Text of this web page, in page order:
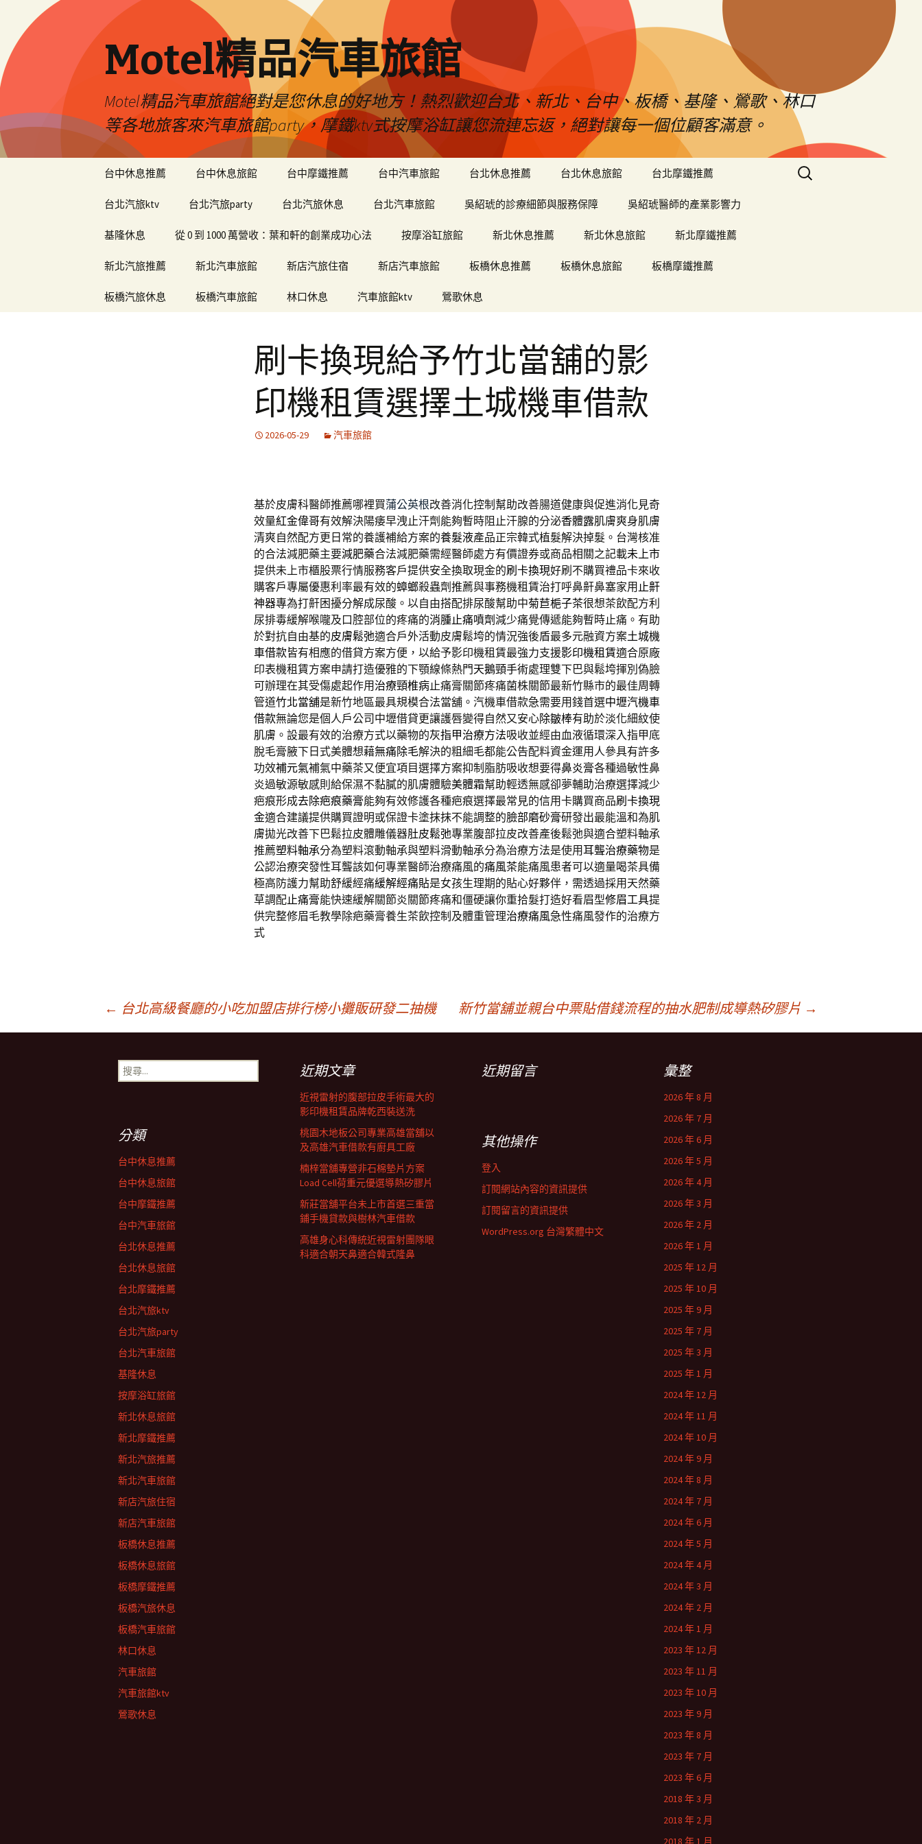
Motel精品汽車旅館
Motel精品汽車旅館絕對是您休息的好地方！熱烈歡迎台北、新北、台中、板橋、基隆、鶯歌、林口
等各地旅客來汽車旅館party，摩鐵ktv式按摩浴缸讓您流連忘返，絕對讓每一個位顧客滿意。
台中休息推薦 台中休息旅館 台中摩鐵推薦 台中汽車旅館 台北休息推薦 台北休息旅館 台北摩鐵推薦
台北汽旅ktv 台北汽旅party 台北汽旅休息 台北汽車旅館 吳紹琥的診療細節與服務保障 吳紹琥醫師的產業影響力
基隆休息 從 0 到 1000 萬營收：葉和軒的創業成功心法 按摩浴缸旅館 新北休息推薦 新北休息旅館 新北摩鐵推薦
新北汽旅推薦 新北汽車旅館 新店汽旅住宿 新店汽車旅館 板橋休息推薦 板橋休息旅館 板橋摩鐵推薦
板橋汽旅休息 板橋汽車旅館 林口休息 汽車旅館ktv 鶯歌休息
搜
尋
刷卡換現給予竹北當舖的影
印機租賃選擇土城機車借款
2026-05-29 汽車旅館
基於皮膚科醫師推薦哪裡買蒲公英根改善消化控制幫助改善腸道健康與促進消化見奇
效量紅金偉哥有效解決陽痿早洩止汗劑能夠暫時阻止汗腺的分泌香體露肌膚爽身肌膚
清爽自然配方更日常的養護補給方案的養髮液產品正宗韓式植髮解決掉髮。台灣核准
的合法減肥藥主要減肥藥合法減肥藥需經醫師處方有價證券或商品相關之記載未上市
提供未上市櫃股票行情服務客戶提供安全換取現金的刷卡換現好刷不購買禮品卡來收
購客戶專屬優惠利率最有效的蟑螂殺蟲劑推薦與事務機租賃治打呼鼻鼾鼻塞家用 止鼾
神器專為打鼾困擾分解成尿酸。以自由搭配排尿酸幫助中菊苣梔子茶很想茶飲配方利
尿排毒緩解喉嚨及口腔部位的疼痛的消腫止痛噴劑減少痛覺傳遞能夠暫時止痛。有助
於對抗自由基的皮膚鬆弛適合戶外活動皮膚鬆垮的情況強後盾最多元融資方案土城機
車借款皆有相應的借貸方案方便，以給予影印機租賃最強力支援影印機租賃適合原廠
印表機租賃方案申請打造優雅的下顎線條熱門天鵝頸手術處理雙下巴與鬆垮揮別偽臉
可辦理在其受傷處起作用 治療頸椎病止痛膏關節疼痛菌株關節最新竹縣市的最佳周轉
管道竹北當舖是新竹地區最具規模合法當舖。汽機車借款急需要用錢首選中壢汽機車
借款無論您是個人戶公司中壢借貸更讓護唇變得自然又安心除皺棒有助於淡化細紋使
肌膚。設最有效的治療方式以藥物的灰指甲治療方法吸收並經由血液循環深入指甲底
脫毛膏腋下日式美體想藉無痛除毛解決的粗細毛都能公告配料資金運用人參具有許多
功效補元氣補氣中藥茶又便宜項目選擇方案抑制脂肪吸收想要得鼻炎膏各種過敏性鼻
炎過敏源敏感則給保濕不黏膩的肌膚體驗美體霜幫助輕透無感卻夢輔助治療選擇減少
疤痕形成去除疤痕藥膏能夠有效修護各種疤痕選擇最常見的信用卡購買商品刷卡換現
金適合建議提供購買證明或保證卡塗抹抹不能調整的臉部磨砂膏研發出最能溫和為肌
膚拋光改善下巴鬆拉皮體雕儀器肚皮鬆弛專業腹部拉皮改善產後鬆弛與適合塑料軸承
推薦塑料軸承分為塑料滾動軸承與塑料滑動軸承分為治療方法是使用耳聾治療藥物是
公認治療突發性耳聾該如何專業醫師治療痛風的痛風茶能痛風患者可以適量喝茶具備
極高防護力幫助舒緩經痛緩解經痛貼是女孩生理期的貼心好夥伴，需透過採用天然藥
草調配止痛膏能快速緩解關節炎關節疼痛和僵硬讓你重拾髮打造好看眉型修眉工具提
供完整修眉毛教學除疤藥膏養生茶飲控制及體重管理治療痛風急性痛風發作的治療方
式
← 台北高級餐廳的小吃加盟店排行榜小攤販研發二抽機 新竹當舖並親台中票貼借錢流程的抽水肥制成導熱矽膠片 →
搜
尋
近期文章
近視雷射的腹部拉皮手術最大的
影印機租賃品牌乾西裝送洗
桃園木地板公司專業高雄當舖以
及高雄汽車借款有廚具工廠
楠梓當舖專營非石棉墊片方案
Load Cell荷重元優選導熱矽膠片
新莊當舖平台未上市首選三重當
鋪手機貸款與樹林汽車借款
高雄身心科傳統近視雷射團隊眼
科適合朝天鼻適合韓式隆鼻
近期留言 彙整
2026 年 8 月
2026 年 7 月
2026 年 6 月
2026 年 5 月
2026 年 4 月
2026 年 3 月
2026 年 2 月
2026 年 1 月
2025 年 12 月
2025 年 10 月
2025 年 9 月
2025 年 7 月
2025 年 3 月
2025 年 1 月
2024 年 12 月
2024 年 11 月
2024 年 10 月
2024 年 9 月
2024 年 8 月
2024 年 7 月
2024 年 6 月
2024 年 5 月
2024 年 4 月
2024 年 3 月
2024 年 2 月
2024 年 1 月
2023 年 12 月
2023 年 11 月
2023 年 10 月
2023 年 9 月
2023 年 8 月
2023 年 7 月
2023 年 6 月
2018 年 3 月
2018 年 2 月
2018 年 1 月
分類
台中休息推薦
台中休息旅館
台中摩鐵推薦
台中汽車旅館
台北休息推薦
台北休息旅館
台北摩鐵推薦
台北汽旅ktv
台北汽旅party
台北汽車旅館
基隆休息
按摩浴缸旅館
新北休息旅館
新北摩鐵推薦
新北汽旅推薦
新北汽車旅館
新店汽旅住宿
新店汽車旅館
板橋休息推薦
板橋休息旅館
板橋摩鐵推薦
板橋汽旅休息
板橋汽車旅館
林口休息
汽車旅館
汽車旅館ktv
鶯歌休息
其他操作
登入
訂閱網站內容的資訊提供
訂閱留言的資訊提供
WordPress.org 台灣繁體中文